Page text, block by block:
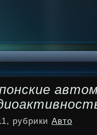
рубрики Авто